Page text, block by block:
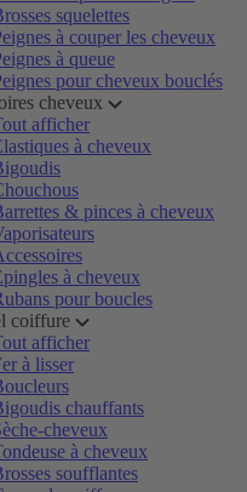
squelettes
à couper les cheveux
à queue
pour cheveux bouclés
cheveux
afficher
à cheveux
& pinces à cheveux
à cheveux
pour boucles
coiffure
afficher
à lisser
chauffants
cheveux
à cheveux
soufflantes